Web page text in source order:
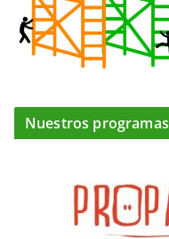
Nuestros programas